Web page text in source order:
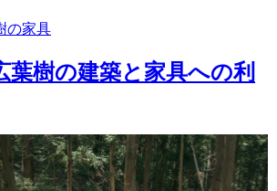
樹の建築と家具への利